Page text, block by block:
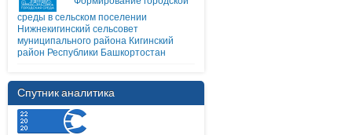
среды в сельском поселении
Нижнекигинский сельсовет
муниципального района Кигинский
район Республики Башкортостан
Спутник аналитика